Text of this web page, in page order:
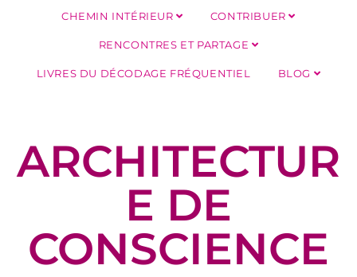
CHEMIN INTÉRIEUR CONTRIBUER
RENCONTRES ET PARTAGE
LIVRES DU DÉCODAGE FRÉQUENTIEL BLOG
ARCHITECTUR
E DE
CONSCIENCE